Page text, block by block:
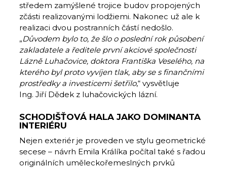
středem zamýšlené trojice budov propojených
zčásti realizovanými lodžiemi. Nakonec už ale k
realizaci dvou postranních částí nedošlo.
„Důvodem bylo to, že šlo o poslední rok působení
zakladatele a ředitele první akciové společnosti
Lázně Luhačovice, doktora Františka Veselého, na
kterého byl proto vyvíjen tlak, aby se s finančními
prostředky a investicemi šetřilo,“ vysvětluje
Ing. Jiří Dědek z luhačovických lázní.
SCHODIŠŤOVÁ HALA JAKO DOMINANTA
INTERIÉRU
Nejen exteriér je proveden ve stylu geometrické
secese – návrh Emila Králíka počítal také s řadou
originálních uměleckořemeslných prvků